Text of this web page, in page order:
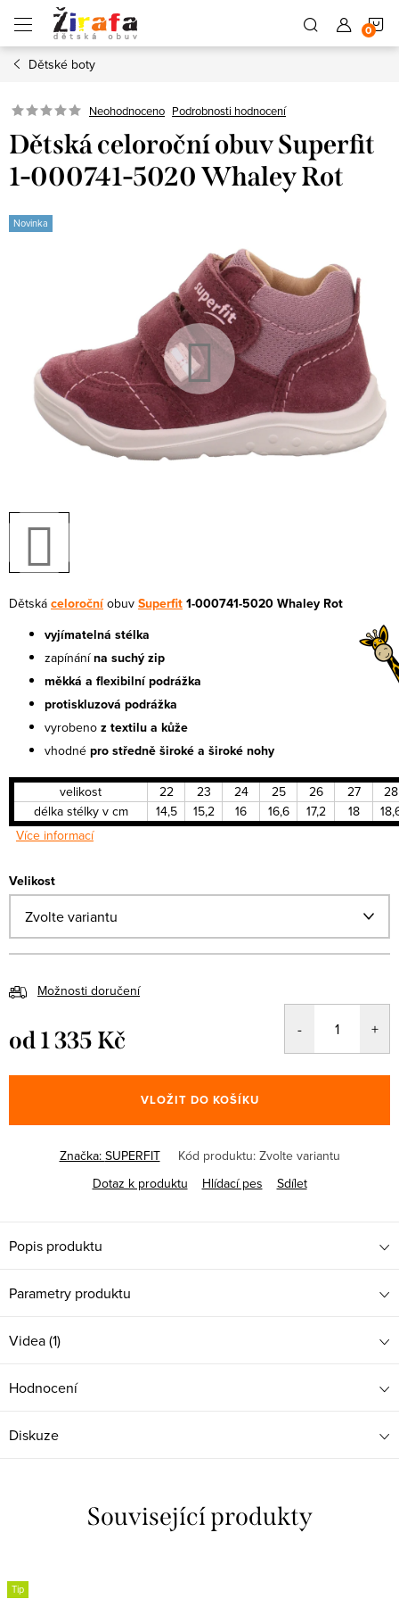
obsah
Dětské boty
Neohodnoceno Podrobnosti hodnocení
Dětská celoroční obuv Superfit
1-000741-5020 Whaley Rot
Novinka
Dětská celoročníobuv Superfit1-000741-5020 Whaley Rot
vyjímatelná stélka
zapínánína suchý zip
měkká a flexibilní podrážka
protiskluzová podrážka
vyrobeno z textilu a kůže
vhodné pro středně široké a široké nohy
velikost 22 23 24 25 26 27
28
délka stélky v cm
14,5 15,2 16 16,6 17,2 18
Více informací
Velikost
Možnosti doručení
od1 335 Kč
cena:
VLOŽIT DO KOŠÍKU
Značka: SUPERFIT Kód produktu: Zvolte variantu
Dotaz k produktu
Hlídací pes Sdílet
Popis produktu
Parametry produktu
Videa (1)
Hodnocení
Diskuze
Související produkty
Tip